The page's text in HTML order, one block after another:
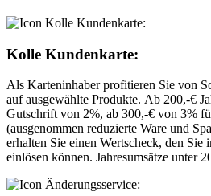
Kolle Kundenkarte:
Als Karteninhaber profitieren Sie von
auf ausgewählte Produkte. Ab 200,-€
Gutschrift von 2%, ab 300,-€ von 3%
(ausgenommen reduzierte Ware und
erhalten Sie einen Wertscheck, den Sie
einlösen können. Jahresumsätze unter